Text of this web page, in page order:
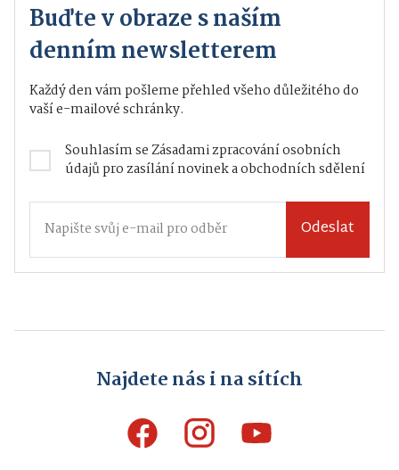
Buďte v obraze s naším
denním newsletterem
Každý den vám pošleme přehled všeho důležitého do
vaší e-mailové schránky.
Souhlasím seZásadami zpracování osobních
údajůpro zasílání novinek a obchodních sdělení
Odeslat
Najdete nás i na sítích